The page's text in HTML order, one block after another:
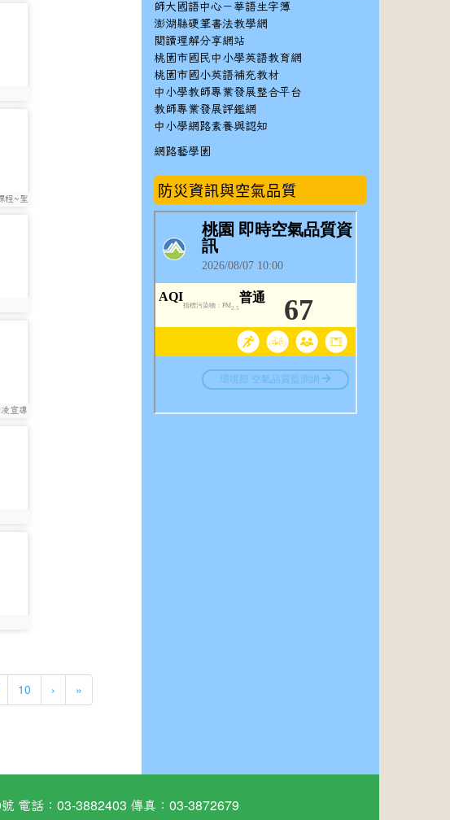
程~聖
宣導
10 › »
師大國語中心－華語生字簿
澎湖縣硬筆書法教學網
閱讀理解分享網站
桃園市國民中小學英語教育網
桃園市國小英語補充教材
中小學教師專業發展整合平台
教師專業發展評鑑網
中小學網路素養與認知
網路藝學園
防災資訊與空氣品質
電話：03-3882403 傳真：03-3872679